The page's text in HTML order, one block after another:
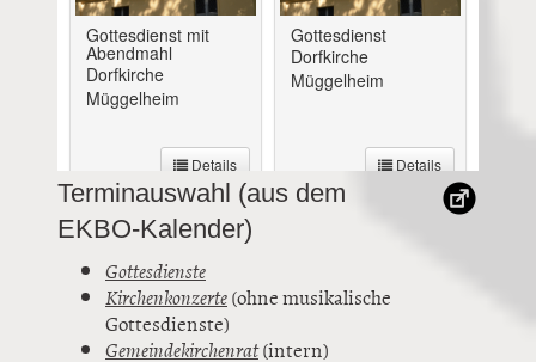
Terminauswahl (aus dem
EKBO-Kalender)
Gottesdienste
Kirchenkonzerte(ohne musikalische
Gottesdienste)
Gemeindekirchenrat(intern)